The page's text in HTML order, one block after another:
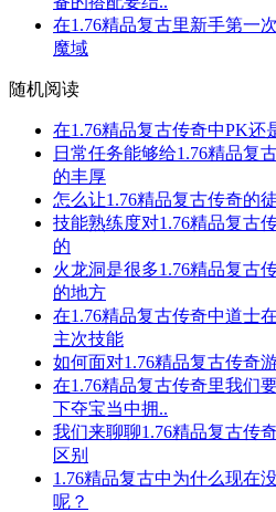
在1.76精品复古里新手第一
魔域
随机阅读
在1.76精品复古传奇中PK还
日常任务能够给1.76精品复
的丰厚
怎么让1.76精品复古传奇的
技能熟练度对1.76精品复古
的
火龙洞是很多1.76精品复古
的地方
在1.76精品复古传奇中道士
主次技能
如何面对1.76精品复古传奇
在1.76精品复古传奇里我们
下夺宝当中拥..
我们来聊聊1.76精品复古传
区别
1.76精品复古中为什么现在
呢？